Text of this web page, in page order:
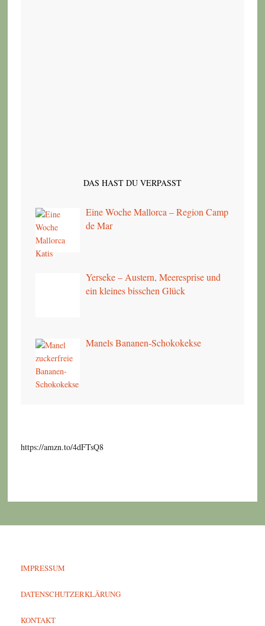
DAS HAST DU VERPASST
Eine Woche Mallorca – Region Camp
de Mar
Yerseke – Austern, Meeresprise und
ein kleines bisschen Glück
Manels Bananen-Schokokekse
https://amzn.to/4dFTsQ8
IMPRESSUM
DATENSCHUTZERKLÄRUNG
KONTAKT